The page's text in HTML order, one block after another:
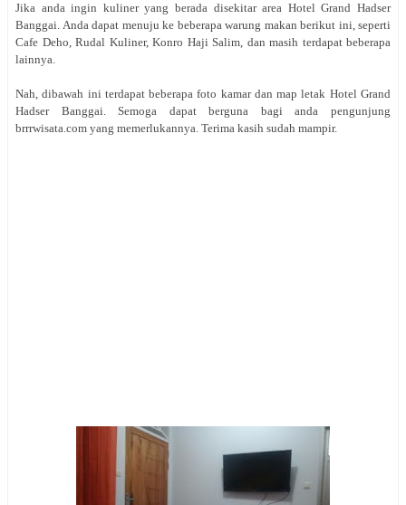
Jika anda ingin kuliner yang berada disekitar area Hotel Grand Hadser
Banggai. Anda dapat menuju ke beberapa warung makan berikut ini, seperti
Cafe Deho, Rudal Kuliner, Konro Haji Salim, dan masih terdapat beberapa
lainnya.
Nah, dibawah ini terdapat beberapa foto kamar dan map letak Hotel Grand
Hadser Banggai. Semoga dapat berguna bagi anda pengunjung
brrrwisata.com yang memerlukannya. Terima kasih sudah mampir.